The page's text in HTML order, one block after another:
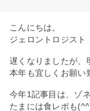
こんにちは。
ジェロントロジスト
遅くなりましたが、
本年も宜しくお願い
今年1記事目は、ゾ
たまには食レポも